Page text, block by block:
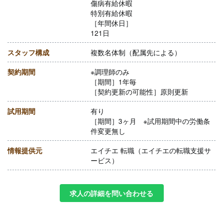
傷病有給休暇
特別有給休暇
［年間休日］
121日
スタッフ構成 複数名体制（配属先による）
契約期間
※調理師のみ
［期間］1年毎
［契約更新の可能性］原則更新
試用期間
有り
［期間］3ヶ月 ※試用期間中の労働条
件変更無し
情報提供元
エイチエ 転職（エイチエの転職支援サ
ービス）
求人の詳細を問い合わせる